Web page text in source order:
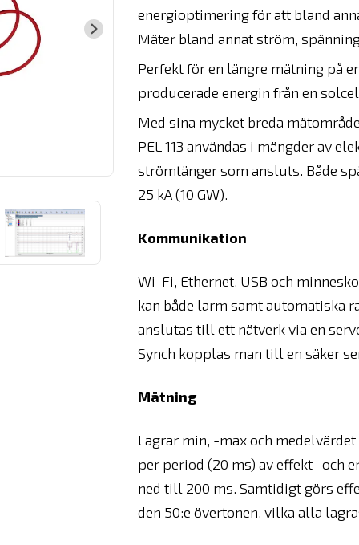
energioptimering för att bland
Mäter bland annat ström,
Perfekt för en längre mätning på
producerade energin från en
Med sina mycket breda
PEL 113 användas i mängder av
strömtänger som ansluts. Både
25 kA (10 GW).
Kommunikation
Wi-Fi, Ethernet, USB och
kan både larm samt automatiska
anslutas till ett nätverk via en
Synch kopplas man till en säker
Mätning
Lagrar min, -max och
per period (20 ms) av effekt- och
ned till 200 ms. Samtidigt görs
den 50:e övertonen, vilka alla